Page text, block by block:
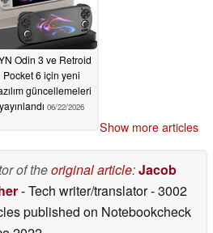
Odin 3 ve Retroid
Pocket 6 için yeni
güncellemeleri
yayınlandı 06/22/2026
Show more articles
of theoriginal article:Jacob
- Tech writer/translator- 3002
published on Notebookcheck